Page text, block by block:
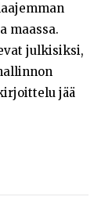
maassa.
julkisiksi,
jää